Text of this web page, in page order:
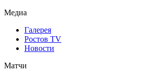
Медиа
Галерея
Ростов TV
Новости
Матчи